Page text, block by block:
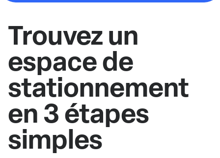
Trouvez un
espace de
stationnement
en 3 étapes
simples